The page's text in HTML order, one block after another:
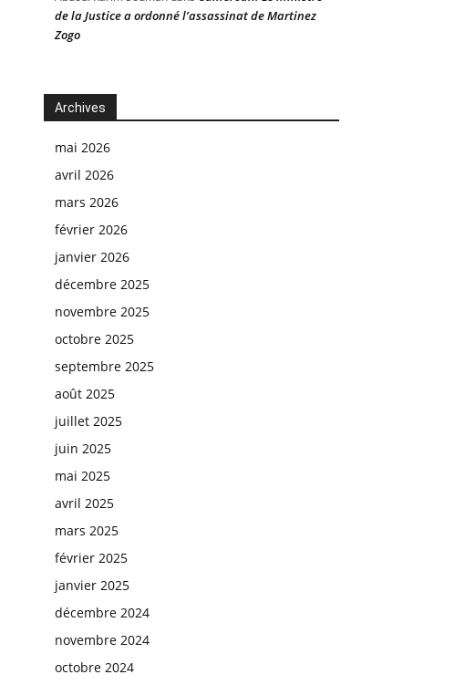
de la Justice a ordonné l’assassinat de Martinez
Zogo
Archives
mai 2026
avril 2026
mars 2026
février 2026
janvier 2026
décembre 2025
novembre 2025
octobre 2025
septembre 2025
août 2025
juillet 2025
juin 2025
mai 2025
avril 2025
mars 2025
février 2025
janvier 2025
décembre 2024
novembre 2024
octobre 2024